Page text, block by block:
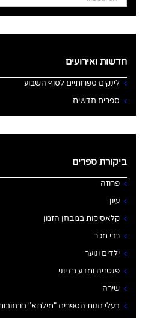
for:
חדשות ואירועים
לינקים ספרותיים לסוף השבוע
ספרים חדשים
ביקורת ספרים
פרוזה
עיון
קלאסיקות במבחן הזמן
רבי מכר
ילדים ונוער
פנטזיה ומדע בדיוני
שירה
בעלי חנות הספרים "מילתא"